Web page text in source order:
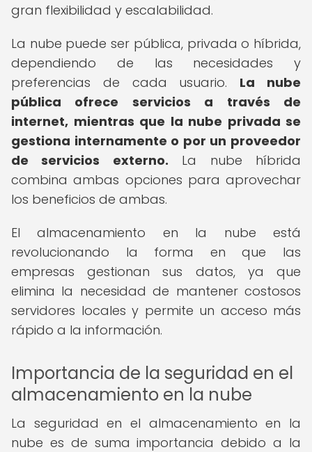
gran flexibilidad y escalabilidad.
La nube puede ser pública, privada o híbrida,
dependiendo de las necesidades y
preferencias de cada usuario. La nube
pública ofrece servicios a través de
internet, mientras que la nube privada se
gestiona internamente o por un proveedor
de servicios externo. La nube híbrida
combina ambas opciones para aprovechar
los beneficios de ambas.
El almacenamiento en la nube está
revolucionando la forma en que las
empresas gestionan sus datos, ya que
elimina la necesidad de mantener costosos
servidores locales y permite un acceso más
rápido a la información.
Importancia de la seguridad en el
almacenamiento en la nube
La seguridad en el almacenamiento en la
nube es de suma importancia debido a la